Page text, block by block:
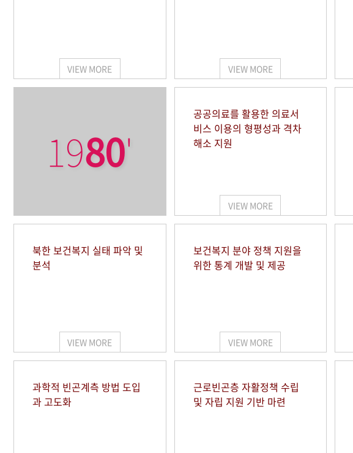
VIEW MORE VIEW MORE
1980'
공공의료를 활용한 의료서
비스 이용의 형평성과 격차
해소 지원
VIEW MORE
북한 보건복지 실태 파악 및
분석
VIEW MORE
보건복지 분야 정책 지원을
위한 통계 개발 및 제공
VIEW MORE
과학적 빈곤계측 방법 도입
과 고도화
근로빈곤층 자활정책 수립
및 자립 지원 기반 마련